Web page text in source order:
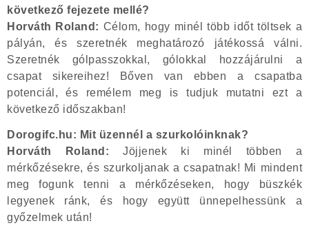
következő fejezete mellé?
Horváth Roland: Célom, hogy minél több időt töltsek a
pályán, és szeretnék meghatározó játékossá válni.
Szeretnék gólpasszokkal, gólokkal hozzájárulni a
csapat sikereihez! Bőven van ebben a csapatba
potenciál, és remélem meg is tudjuk mutatni ezt a
következő időszakban!
Dorogifc.hu: Mit üzennél a szurkolóinknak?
Horváth Roland: Jöjjenek ki minél többen a
mérkőzésekre, és szurkoljanak a csapatnak! Mi mindent
meg fogunk tenni a mérkőzéseken, hogy büszkék
legyenek ránk, és hogy együtt ünnepelhessünk a
győzelmek után!